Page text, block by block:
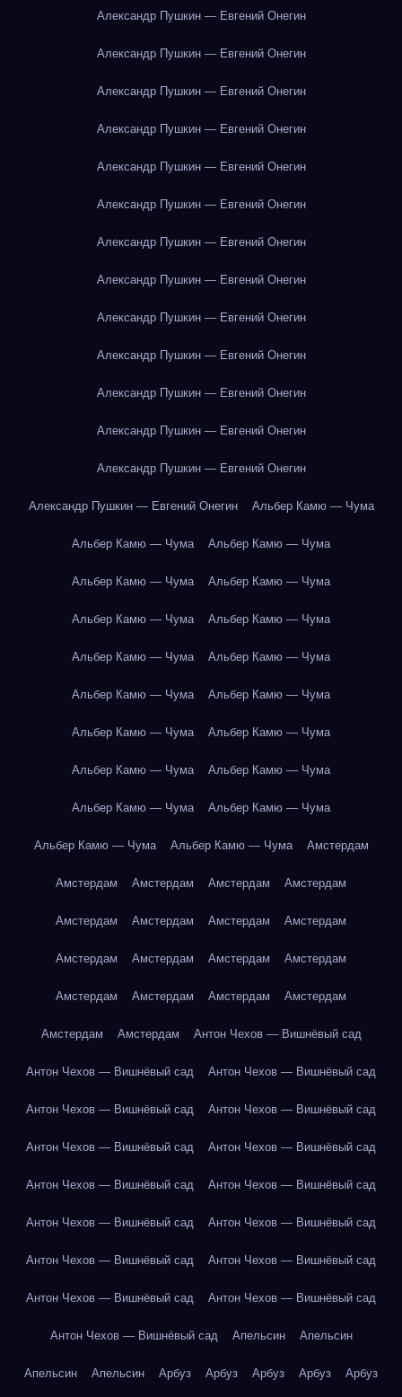
Александр Пушкин — Евгений Онегин
Александр Пушкин — Евгений Онегин
Александр Пушкин — Евгений Онегин
Александр Пушкин — Евгений Онегин
Александр Пушкин — Евгений Онегин
Александр Пушкин — Евгений Онегин
Александр Пушкин — Евгений Онегин
Александр Пушкин — Евгений Онегин
Александр Пушкин — Евгений Онегин
Александр Пушкин — Евгений Онегин
Александр Пушкин — Евгений Онегин
Александр Пушкин — Евгений Онегин
Александр Пушкин — Евгений Онегин
Александр Пушкин — Евгений Онегин Альбер Камю — Чума
Альбер Камю — Чума Альбер Камю — Чума
Альбер Камю — Чума Альбер Камю — Чума
Альбер Камю — Чума Альбер Камю — Чума
Альбер Камю — Чума Альбер Камю — Чума
Альбер Камю — Чума Альбер Камю — Чума
Альбер Камю — Чума Альбер Камю — Чума
Альбер Камю — Чума Альбер Камю — Чума
Альбер Камю — Чума Альбер Камю — Чума
Альбер Камю — Чума Альбер Камю — Чума Амстердам
Амстердам Амстердам Амстердам Амстердам
Амстердам Амстердам Амстердам Амстердам
Амстердам Амстердам Амстердам Амстердам
Амстердам Амстердам Амстердам Амстердам
Амстердам Амстердам Антон Чехов — Вишнёвый сад
Антон Чехов — Вишнёвый сад Антон Чехов — Вишнёвый сад
Антон Чехов — Вишнёвый сад Антон Чехов — Вишнёвый сад
Антон Чехов — Вишнёвый сад Антон Чехов — Вишнёвый сад
Антон Чехов — Вишнёвый сад Антон Чехов — Вишнёвый сад
Антон Чехов — Вишнёвый сад Антон Чехов — Вишнёвый сад
Антон Чехов — Вишнёвый сад Антон Чехов — Вишнёвый сад
Антон Чехов — Вишнёвый сад Антон Чехов — Вишнёвый сад
Антон Чехов — Вишнёвый сад Апельсин Апельсин
Апельсин Апельсин Арбуз Арбуз Арбуз Арбуз Арбуз